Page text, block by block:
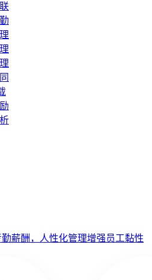
薪酬，人性化管理增强员工黏性